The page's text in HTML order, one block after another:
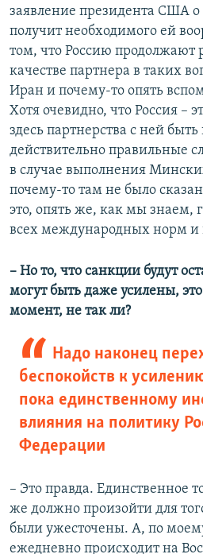
заявление президента США
получит необходимого ей
том, что Россию продолжают
качестве партнера в таких
Иран и почему-то опять
Хотя очевидно, что Россия –
здесь партнерства с ней
действительно правильные
в случае выполнения
почему-то там не было
это, опять же, как мы знаем,
всех международных норм и
– Но то, что санкции будут
могут быть даже усилены,
момент, не так ли?
Надо наконец
беспокойств к
пока единственному
влияния на политику
Федерации
– Это правда. Единственное
же должно произойти для
были ужесточены. А, по
ежедневно происходит на